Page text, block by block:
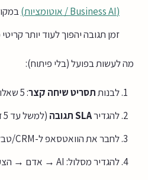
(Business AI / אוטומציות)
זמן תגובה יהפוך לעוד יותר
מה לעשות בפועל (בלי פיתוח):
לבנותתסריט שיחה קצר: 5 שאלות סינון, ואז הצעה לתיאום
להגדירSLA תגובה
(למשל עד 5 דקות)
לחבר את הוואטסאפ ל-CRM/טבלה כדי שלא יאבדו לידים
להגדיר מסלול: AI → אדם → הצעת מחיר → פולואפ אוטומטי